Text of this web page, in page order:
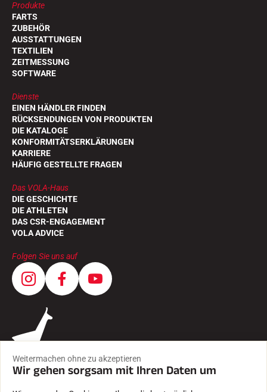
Produkte
FARTS
ZUBEHÖR
AUSSTATTUNGEN
TEXTILIEN
ZEITMESSUNG
SOFTWARE
Dienste
EINEN HÄNDLER FINDEN
RÜCKSENDUNGEN VON PRODUKTEN
DIE KATALOGE
KONFORMITÄTSERKLÄRUNGEN
KARRIERE
HÄUFIG GESTELLTE FRAGEN
Das VOLA-Haus
DIE GESCHICHTE
DIE ATHLETEN
DAS CSR-ENGAGEMENT
VOLA ADVICE
Folgen Sie uns auf
Weitermachen ohne zu akzeptieren
Wir gehen sorgsam mit Ihren Daten um